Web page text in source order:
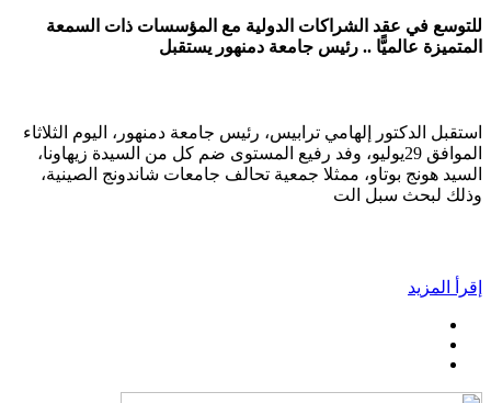
للتوسع في عقد الشراكات الدولية مع المؤسسات ذات السمعة
المتميزة عالميًّا .. رئيس جامعة دمنهور يستقبل
استقبل الدكتور إلهامي ترابيس، رئيس جامعة دمنهور، اليوم الثلاثاء
الموافق 29يوليو، وفد رفيع المستوى ضم كل من السيدة زيهاونا،
السيد هونج بوتاو، ممثلا جمعية تحالف جامعات شاندونج الصينية،
وذلك لبحث سبل الت
إقرأ المزيد